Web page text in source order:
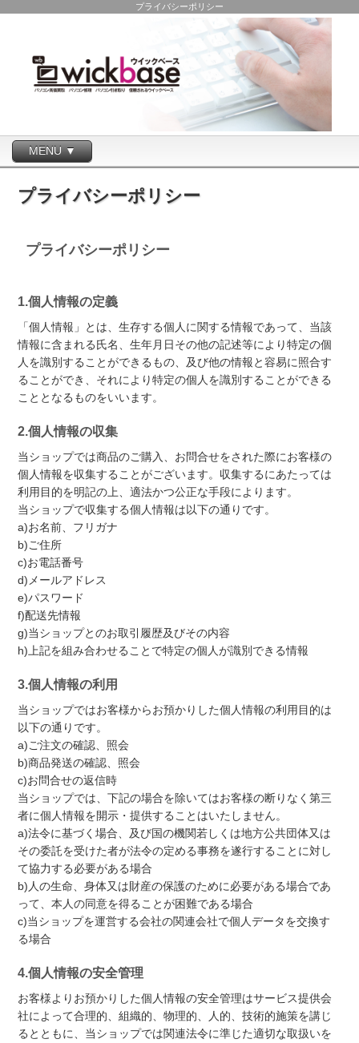
プライバシーポリシー
MENU ▼
プライバシーポリシー
プライバシーポリシー
1.個人情報の定義
「個人情報」とは、生存する個人に関する情報であって、当該
情報に含まれる氏名、生年月日その他の記述等により特定の個
人を識別することができるもの、及び他の情報と容易に照合す
ることができ、それにより特定の個人を識別することができる
こととなるものをいいます。
2.個人情報の収集
当ショップでは商品のご購入、お問合せをされた際にお客様の
個人情報を収集することがございます。収集するにあたっては
利用目的を明記の上、適法かつ公正な手段によります。
当ショップで収集する個人情報は以下の通りです。
a)お名前、フリガナ
b)ご住所
c)お電話番号
d)メールアドレス
e)パスワード
f)配送先情報
g)当ショップとのお取引履歴及びその内容
h)上記を組み合わせることで特定の個人が識別できる情報
3.個人情報の利用
当ショップではお客様からお預かりした個人情報の利用目的は
以下の通りです。
a)ご注文の確認、照会
b)商品発送の確認、照会
c)お問合せの返信時
当ショップでは、下記の場合を除いてはお客様の断りなく第三
者に個人情報を開示・提供することはいたしません。
a)法令に基づく場合、及び国の機関若しくは地方公共団体又は
その委託を受けた者が法令の定める事務を遂行することに対し
て協力する必要がある場合
b)人の生命、身体又は財産の保護のために必要がある場合であ
って、本人の同意を得ることが困難である場合
c)当ショップを運営する会社の関連会社で個人データを交換す
る場合
4.個人情報の安全管理
お客様よりお預かりした個人情報の安全管理はサービス提供会
社によって合理的、組織的、物理的、人的、技術的施策を講じ
るとともに、当ショップでは関連法令に準じた適切な取扱いを